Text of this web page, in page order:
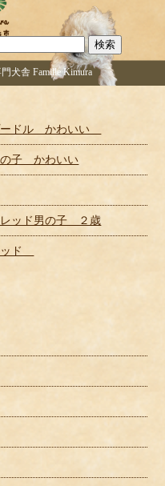
犬舎 Famille Kimura
ドル かわいい
子 かわいい
ッド男の子 ２歳
ド